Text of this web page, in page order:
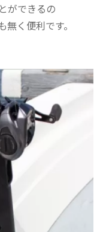
ができるの
く便利です。